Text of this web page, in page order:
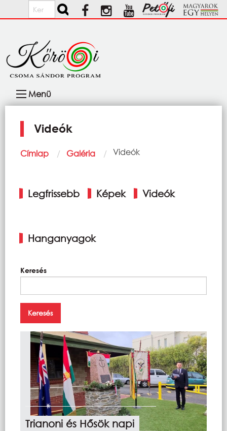
Ugrás a tartalomra
Keresés
navigáció
Menü
Videók
Morzsa
Címlap Galéria Current:
Videók
fülek
Legfrissebb Képek Videók
Hanganyagok
Keresés
Trianoni és Hősök napi